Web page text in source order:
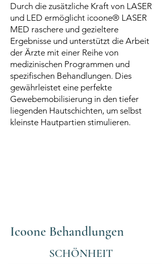
Durch die zusätzliche Kraft von LASER
und LED ermöglicht icoone® LASER
MED raschere und gezieltere
Ergebnisse und unterstützt die Arbeit
der Ärzte mit einer Reihe von
medizinischen Programmen und
spezifischen Behandlungen. Dies
gewährleistet eine perfekte
Gewebemobilisierung in den tiefer
liegenden Hautschichten, um selbst
kleinste Hautpartien stimulieren.
Icoone Behandlungen
SCHÖNHEIT